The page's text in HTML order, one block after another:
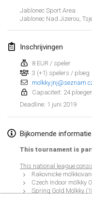
Jablonec Sport Area
Jablonec Nad Jizerou
Inschrijvingen
8 EUR / speler
3 (+1) spelers / ploeg
Capaciteit: 24 ploegen
Deadline: 1 juni 2019
Bijkomende informatie
This tournament is
This national league
Rakovnicke
Czech Indoor mölkky
Spring Gold Mölkky
Kotka Mölkky
2 feb. 2019|Finland
Lumi Mölkky
9 feb. 2019|Finland
Tournoi de la St
9 feb. 2019 | Frankrijk
OTH
16 feb. 2019|
Indoor des